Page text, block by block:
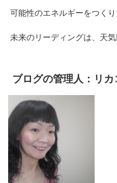
可能性のエネルギーをつくり
未来のリーディングは、天
ブログの管理人：リカ